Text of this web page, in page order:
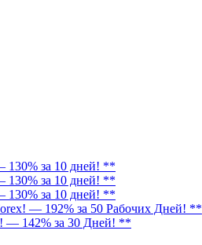
за 10 дней! **
за 10 дней! **
за 10 дней! **
— 192% за 50 Рабочих Дней! **
— 142% за 30 Дней! **